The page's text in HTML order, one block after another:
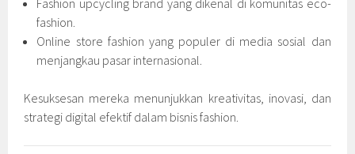
Fashion upcycling brand yang dikenal di komunitas eco-
fashion.
Online store fashion yang populer di media sosial dan
menjangkau pasar internasional.
Kesuksesan mereka menunjukkan kreativitas, inovasi, dan
strategi digital efektif dalam bisnis fashion.